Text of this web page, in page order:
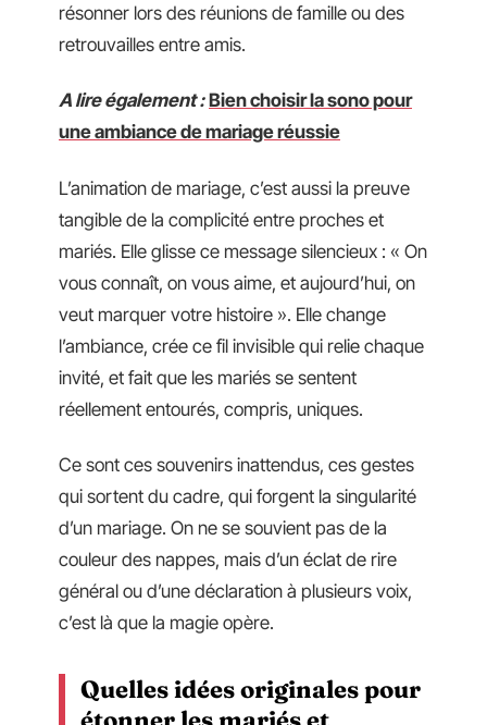
résonner lors des réunions de famille ou des
retrouvailles entre amis.
A lire également : Bien choisir la sono pour
une ambiance de mariage réussie
L’animation de mariage, c’est aussi la preuve
tangible de la complicité entre proches et
mariés. Elle glisse ce message silencieux : « On
vous connaît, on vous aime, et aujourd’hui, on
veut marquer votre histoire ». Elle change
l’ambiance, crée ce fil invisible qui relie chaque
invité, et fait que les mariés se sentent
réellement entourés, compris, uniques.
Ce sont ces souvenirs inattendus, ces gestes
qui sortent du cadre, qui forgent la singularité
d’un mariage. On ne se souvient pas de la
couleur des nappes, mais d’un éclat de rire
général ou d’une déclaration à plusieurs voix,
c’est là que la magie opère.
Quelles idées originales pour